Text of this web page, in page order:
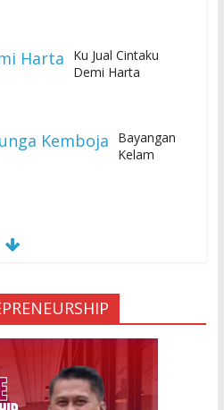
Ku Jual Cintaku
Demi Harta
Bayangan
Kelam
Setengah Mati setelah Main
28 Anak Gadis Dirawat di
Sakit
2023